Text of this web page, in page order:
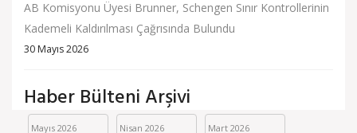
AB Komisyonu Üyesi Brunner, Schengen Sınır Kontrollerinin
Kademeli Kaldırılması Çağrısında Bulundu
30 Mayıs 2026
Haber Bülteni Arşivi
Mayıs 2026 Nisan 2026 Mart 2026